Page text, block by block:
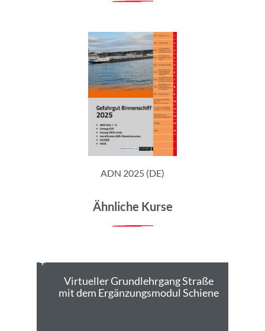
ADN 2025 (DE)
Ähnliche Kurse
Virtueller Grundlehrgang Straße
mit dem Ergänzungsmodul Schiene